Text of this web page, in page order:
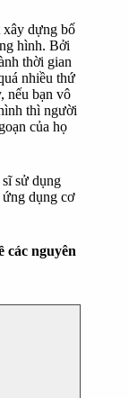
xây dựng bố
hình. Bởi
thời gian
nhiều thứ
nếu bạn vô
thì người
của họ
sử dụng
dụng cơ
các nguyên